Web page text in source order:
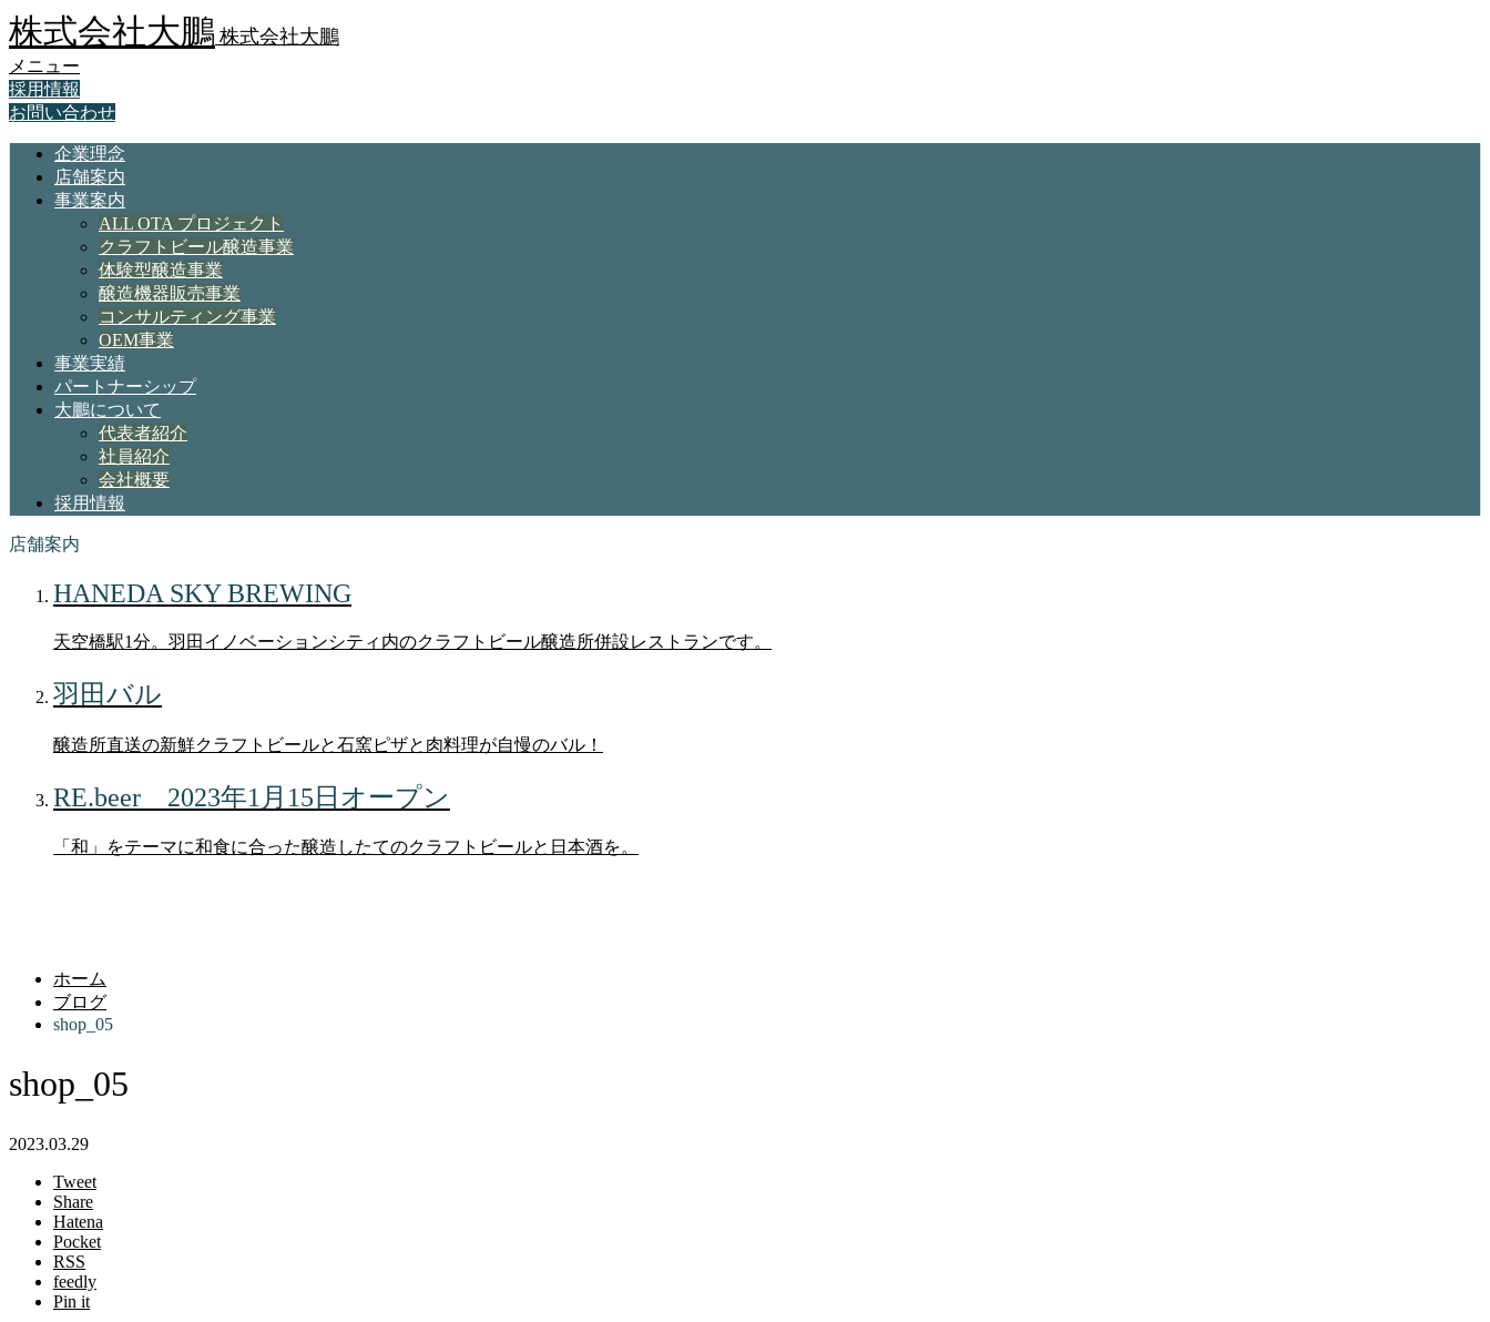
株式会社大鵬 株式会社大鵬
メニュー
採用情報
お問い合わせ
企業理念
店舗案内
事業案内
ALL OTA プロジェクト
クラフトビール醸造事業
体験型醸造事業
醸造機器販売事業
コンサルティング事業
OEM事業
事業実績
パートナーシップ
大鵬について
代表者紹介
社員紹介
会社概要
採用情報
店舗案内
HANEDA SKY BREWING
天空橋駅1分。羽田イノベーションシティ内のクラフトビール醸造所併設レストランです。
羽田バル
醸造所直送の新鮮クラフトビールと石窯ピザと肉料理が自慢のバル！
RE.beer 2023年1月15日オープン
「和」をテーマに和食に合った醸造したてのクラフトビールと日本酒を。
ホーム
ブログ
shop_05
shop_05
2023.03.29
Tweet
Share
Hatena
Pocket
RSS
feedly
Pin it